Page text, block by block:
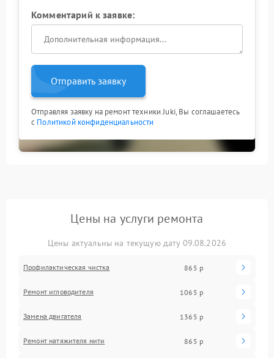
Комментарий к заявке:
Отправить заявку
Отправляя заявку на ремонт техники Juki, Вы соглашаетесь
с Политикой конфиденциальности
Цены на услуги ремонта
Цены актуальны на текущую дату 09.08.2026
Профилактическая чистка 865 р
Ремонт игловодителя 1065 р
Замена двигателя 1365 р
Ремонт натяжителя нити 865 р